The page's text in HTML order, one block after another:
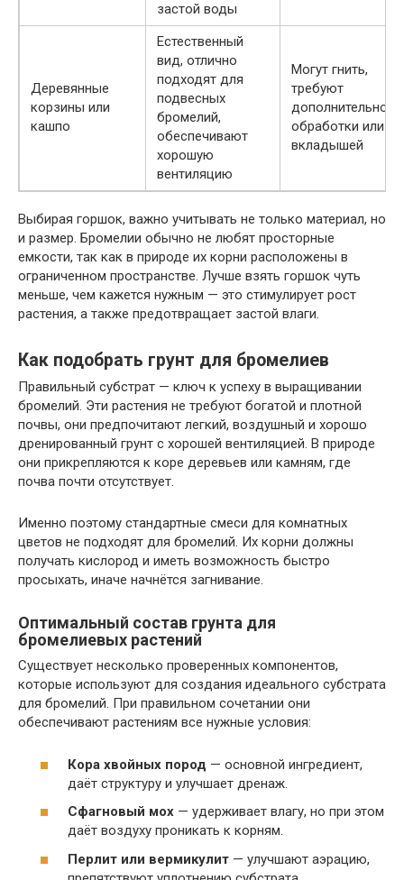
застой воды
Деревянные
корзины или
кашпо
Естественный
вид, отлично
подходят для
подвесных
бромелий,
обеспечивают
хорошую
вентиляцию
Могут гнить,
требуют
дополнительной
обработки или
вкладышей
Выбирая горшок, важно учитывать не только материал, но
и размер. Бромелии обычно не любят просторные
емкости, так как в природе их корни расположены в
ограниченном пространстве. Лучше взять горшок чуть
меньше, чем кажется нужным — это стимулирует рост
растения, а также предотвращает застой влаги.
Как подобрать грунт для бромелиев
Правильный субстрат — ключ к успеху в выращивании
бромелий. Эти растения не требуют богатой и плотной
почвы, они предпочитают легкий, воздушный и хорошо
дренированный грунт с хорошей вентиляцией. В природе
они прикрепляются к коре деревьев или камням, где
почва почти отсутствует.
Именно поэтому стандартные смеси для комнатных
цветов не подходят для бромелий. Их корни должны
получать кислород и иметь возможность быстро
просыхать, иначе начнётся загнивание.
Оптимальный состав грунта для
бромелиевых растений
Существует несколько проверенных компонентов,
которые используют для создания идеального субстрата
для бромелий. При правильном сочетании они
обеспечивают растениям все нужные условия:
Кора хвойных пород — основной ингредиент,
даёт структуру и улучшает дренаж.
Сфагновый мох — удерживает влагу, но при этом
даёт воздуху проникать к корням.
Перлит или вермикулит — улучшают аэрацию,